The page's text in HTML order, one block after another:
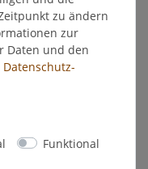
zu ändern
zur
Daten und den
Daten­schutz­
Funktional